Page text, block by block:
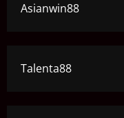
Asianwin88
Talenta88